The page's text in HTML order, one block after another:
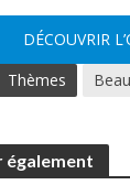
DÉCOUVRIR
Thèmes